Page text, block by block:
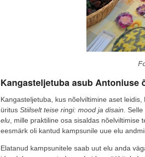
Kangasteljetuba asub Antoniuse
Kangasteljetuba, kus nõelviltimine aset
üritus Stiilselt teise ringi: mood ja disain .
elu , mille praktiline osa sisaldas
eesmärk oli kantud kampsunile uue elu
Elatanud kampsunitele saab uut elu anda